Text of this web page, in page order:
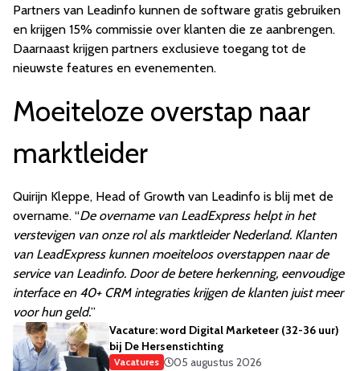
Partners van Leadinfo kunnen de software gratis gebruiken
en krijgen 15% commissie over klanten die ze aanbrengen.
Daarnaast krijgen partners exclusieve toegang tot de
nieuwste features en evenementen.
Moeiteloze overstap naar
marktleider
Quirijn Kleppe, Head of Growth van Leadinfo is blij met de
overname. “De overname van LeadExpress helpt in het
verstevigen van onze rol als marktleider Nederland. Klanten
van LeadExpress kunnen moeiteloos overstappen naar de
service van Leadinfo. Door de betere herkenning, eenvoudige
interface en 40+ CRM integraties krijgen de klanten juist meer
voor hun geld.”
Vacature: word Digital Marketeer (32-36 uur)
bij De Hersenstichting
Vacatures
05 augustus 2026